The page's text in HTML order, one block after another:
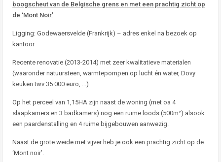
boogscheut van de Belgische grens en met een prachtig zicht op
de ‘Mont Noir’
Ligging: Godewaersvelde (Frankrijk) – adres enkel na bezoek op
kantoor
Recente renovatie (2013-2014) met zeer kwalitatieve materialen
(waaronder natuursteen, warmtepompen op lucht én water, Dovy
keuken twv 35 000 euro, …)
Op het perceel van 1,15HA zijn naast de woning (met oa 4
slaapkamers en 3 badkamers) nog een ruime loods (500m²) alsook
een paardenstalling en 4 ruime bijgebouwen aanwezig.
Naast de grote weide met vijver heb je ook een prachtig zicht op de
‘Mont noir’.